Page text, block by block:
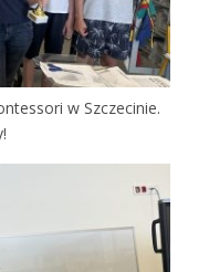
w Szczecinie.